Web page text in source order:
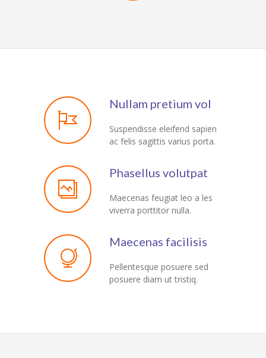
Nullam pretium vol
Suspendisse eleifend sapien
ac felis sagittis varius porta.
Phasellus volutpat
Maecenas feugiat leo a les
viverra porttitor nulla.
Maecenas facilisis
Pellentesque posuere sed
posuere diam ut tristiq.